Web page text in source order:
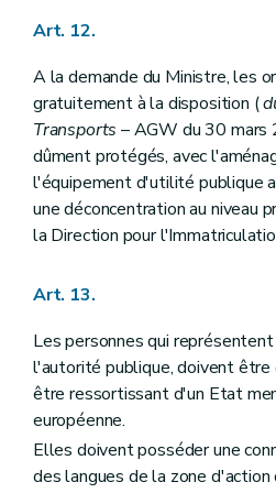
Art. 12.
A la demande du Ministre, les
gratuitement à la disposition (
Transports – AGW du 30 mars
dûment protégés, avec
l'équipement d'utilité publique
une déconcentration au niveau
la Direction pour
Art. 13.
Les personnes qui
l'autorité publique, doivent
être ressortissant d'un Etat
européenne.
Elles doivent posséder une
des langues de la zone d'action